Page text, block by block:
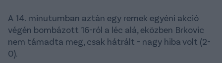
A 14. minutumban aztán egy remek egyéni akció
végén bombázott 16-ról a léc alá, eközben Brkovic
nem támadta meg, csak hátrált - nagy hiba volt (2-
0).